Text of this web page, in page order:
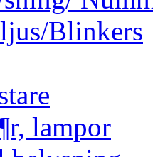
Blinkers
lampor